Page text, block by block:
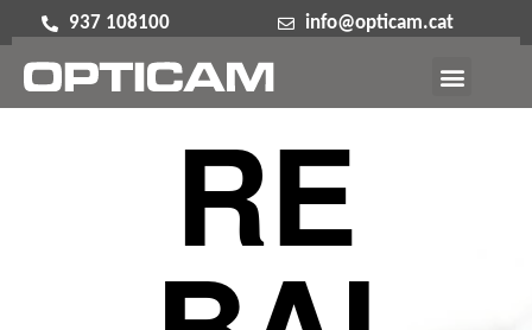
937 108100 info@opticam.cat
RE